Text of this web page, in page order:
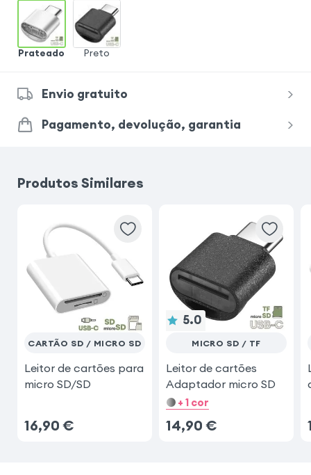
Prateado Preto
Envio gratuito
Pagamento, devolução, garantia
Produtos Similares
CARTÃO SD / MICRO SD
Leitor de cartões para
micro SD/SD
16,90 €
5.0
MICRO SD / TF
Leitor de cartões
Adaptador micro SD
+ 1 cor
14,90 €